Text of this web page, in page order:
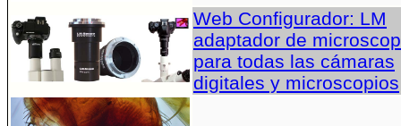
Web Configurador: LM
adaptador de
para todas las cámaras
digitales y microscopios